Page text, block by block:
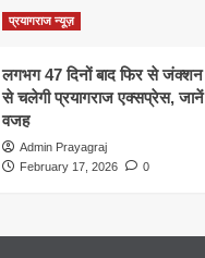
प्रयागराज न्यूज़
लगभग 47 दिनों बाद फिर से जंक्शन
से चलेगी प्रयागराज एक्सप्रेस, जानें
वजह
Admin Prayagraj
February 17, 2026
0